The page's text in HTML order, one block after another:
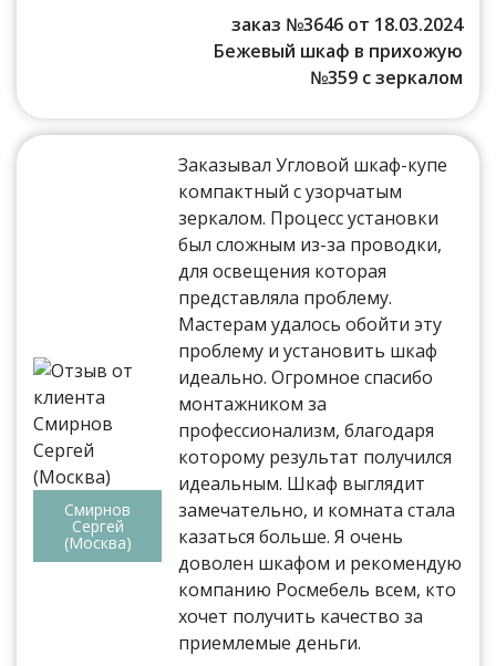
заказ №3646 от 18.03.2024
Бежевый шкаф в прихожую
№359 с зеркалом
Смирнов
Сергей
(Москва)
Заказывал Угловой шкаф-купе
компактный с узорчатым
зеркалом. Процесс установки
был сложным из-за проводки,
для освещения которая
представляла проблему.
Мастерам удалось обойти эту
проблему и установить шкаф
идеально. Огромное спасибо
монтажником за
профессионализм, благодаря
которому результат получился
идеальным. Шкаф выглядит
замечательно, и комната стала
казаться больше. Я очень
доволен шкафом и рекомендую
компанию Росмебель всем, кто
хочет получить качество за
приемлемые деньги.